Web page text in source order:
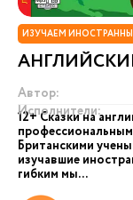
ИЗУЧАЕМ
Автор:
Исполнители:
12+ Сказки на
Британскими
изучавшие
гибким мы...